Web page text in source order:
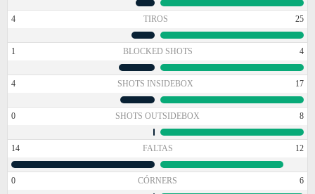
4 TIROS 25
1 BLOCKED SHOTS 4
4 SHOTS INSIDEBOX 17
0 SHOTS OUTSIDEBOX 8
14 FALTAS 12
0 CÓRNERS 6